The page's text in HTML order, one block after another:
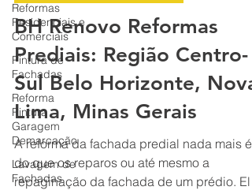
Reformas
Residenciais e
Comerciais
Pintura de
Fachadas
Reforma
Pintura
Garagem
Demarcação
Lavagem de
Fachadas
Limpeza de Fachadas em BH
BH Renovo Reformas
Prediais: Região Centro-
Sul Belo Horizonte, Nova
Lima, Minas Gerais
A reforma da fachada predial nada mais é
do que os reparos ou até mesmo a